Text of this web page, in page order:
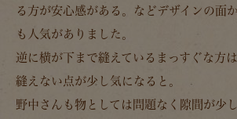
る方が安心感がある。などデザインの面
も人気がありました。
逆に横が下まで縫えているまっすぐな方
縫えない点が少し気になると。
野中さんも物としては問題なく隙間が少